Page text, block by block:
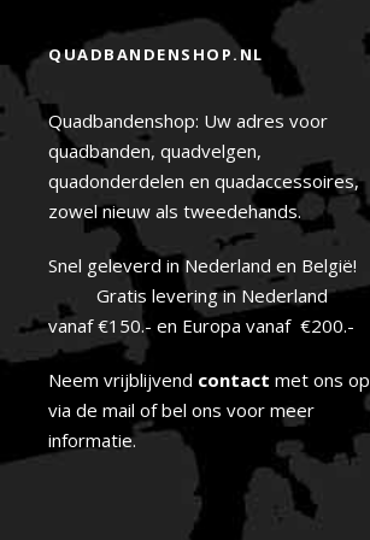
QUADBANDENSHOP.NL
Quadbandenshop: Uw adres voor
quadbanden, quadvelgen,
quadonderdelen en quadaccessoires,
zowel nieuw als tweedehands.
Snel geleverd in Nederland en België!
Gratis levering in Nederland
vanaf €150.- en Europa vanaf €200.-
Neem vrijblijvend contact met ons op
via de mail of bel ons voor meer
informatie.